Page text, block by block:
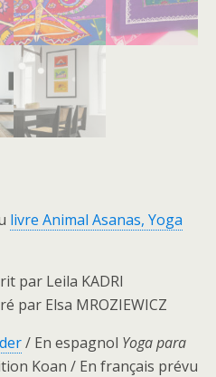
livre Animal Asanas, Yoga
par Leila KADRI
par Elsa MROZIEWICZ
/ En espagnol Yoga para
Koan / En français prévu